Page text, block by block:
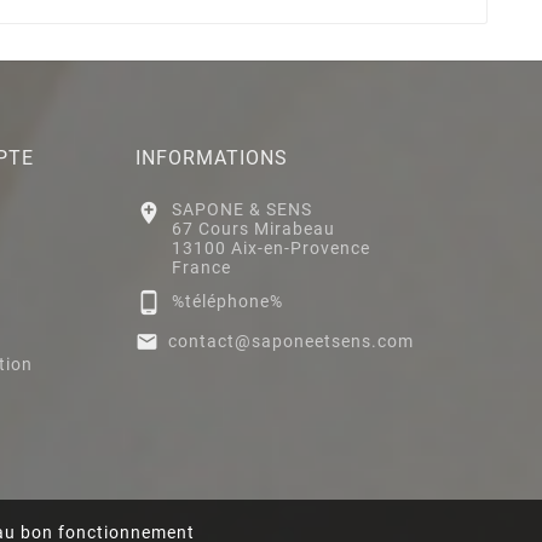
bon fonctionnement
INFORMATIONS

SAPONE & SENS
67 Cours Mirabeau
13100 Aix-en-Provence
France
 %téléphone%
 contact@saponeetsens.com